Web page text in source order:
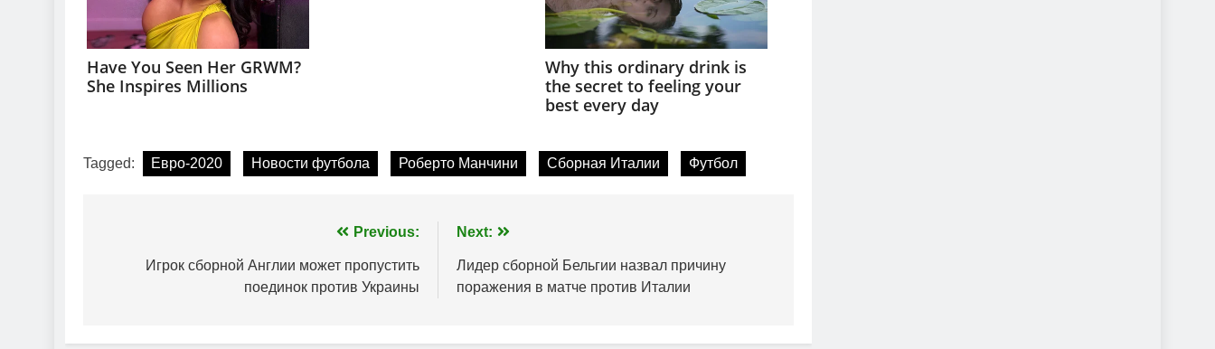
Tagged: Евро-2020 Новости футбола Роберто Манчини Сборная Италии Футбол
записів
Previous:
Игрок сборной Англии может пропустить
поединок против Украины
Next:
Лидер сборной Бельгии назвал причину
поражения в матче против Италии